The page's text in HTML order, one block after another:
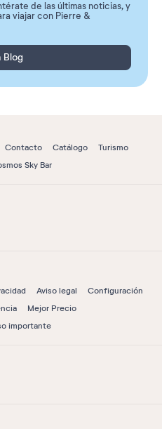
de las últimas noticias, y
viajar con Pierre &
Blog
Contacto Catálogo
Turismo
Sky Bar
Aviso legal
Configuración
Mejor Precio
importante